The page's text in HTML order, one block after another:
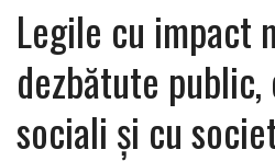
Legile cu impact
dezbătute
sociali și cu